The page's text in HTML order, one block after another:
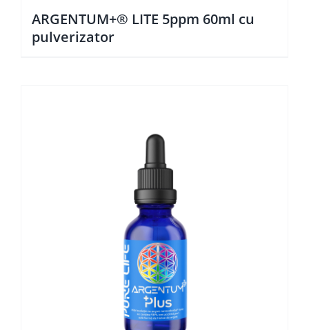
ARGENTUM+® LITE 5ppm 60ml cu
pulverizator